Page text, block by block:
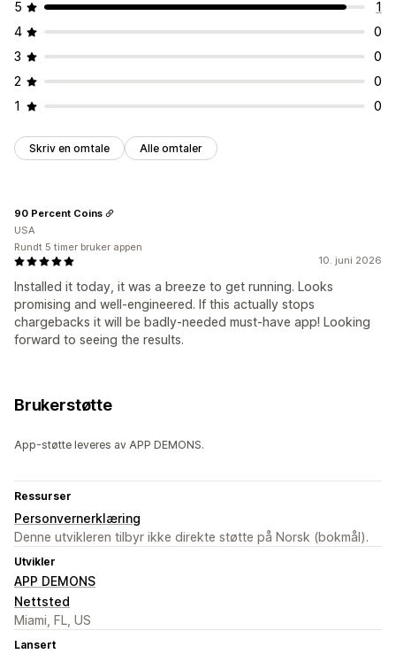
5
1
4
0
3
0
2
0
1
0
Skriv en omtale Alle omtaler
10. juni 2026
Installed it today, it was a breeze to get running. Looks
promising and well-engineered. If this actually stops
chargebacks it will be badly-needed must-have app! Looking
forward to seeing the results.
90 Percent Coins
USA
Rundt 5 timer bruker appen
Brukerstøtte
App-støtte leveres av APP DEMONS.
Ressurser
Personvernerklæring
Denne utvikleren tilbyr ikke direkte støtte på Norsk (bokmål).
Utvikler
APP DEMONS
Nettsted
Miami, FL, US
Lansert